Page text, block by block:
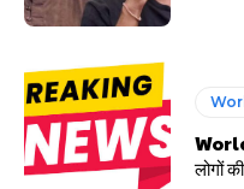
लोगों